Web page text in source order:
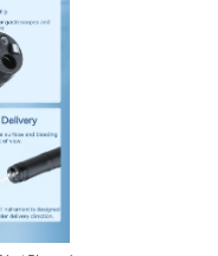
Endoskopu
Tech)